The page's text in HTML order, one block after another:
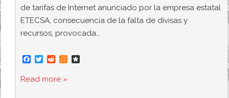
de tarifas de Internet anunciado por la empresa estatal
ETECSA, consecuencia de la falta de divisas y
recursos, provocada…
F
c
e
T
i
t
R
d
d
M
Read more »